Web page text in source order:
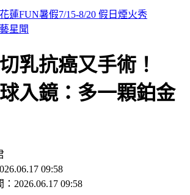
幹練舞台裝辣翻 熱情邀舞
乳抗癌又手術！
入鏡：多一顆鉑金
09:58